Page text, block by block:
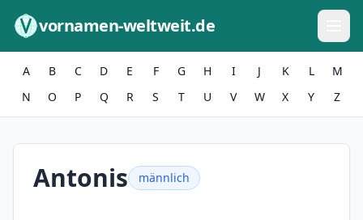
vornamen-weltweit.de
A B C D E F G H I J K L
M
N
O P Q R S T U V W X Y Z
Antonis männlich